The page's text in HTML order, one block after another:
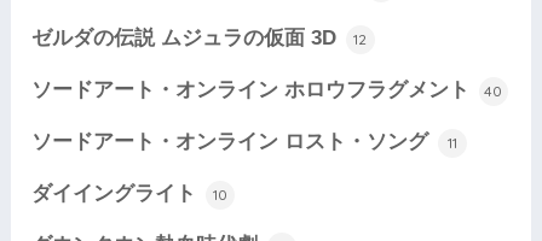
ゼルダの伝説 ムジュラの仮面 3D 12
ソードアート・オンライン ホロウフラグメント 40
ソードアート・オンライン ロスト・ソング 11
ダイイングライト 10